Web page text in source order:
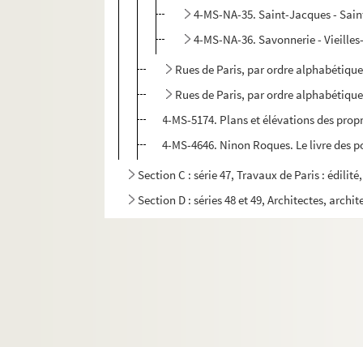
4-MS-NA-35. Saint-Jacques -
4-MS-NA-36. Savonnerie -
Rues de Paris, par ordre
Rues de Paris, par ordre
4-MS-5174. Plans et élévations des
4-MS-4646. Ninon Roques. Le livre des
Section C : série 47, Travaux de Paris :
Section D : séries 48 et 49, Architectes,